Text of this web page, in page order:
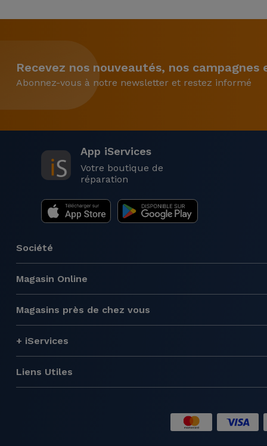
Recevez nos nouveautés, nos
Abonnez-vous à notre newsletter et restez informé
App iServices
Votre boutique de
réparation
Société
Magasin Online
Magasins près de chez vous
+ iServices
Liens Utiles